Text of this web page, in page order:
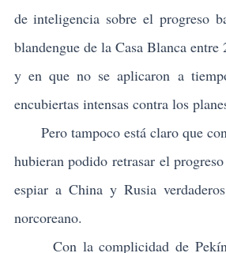
de inteligencia sobre el progreso
blandengue de la Casa Blanca
y en que no se aplicaron a
encubiertas intensas contra los
Pero tampoco está claro que con
hubieran podido retrasar el
espiar a China y Rusia
norcoreano.
Con la complicidad de Pekín y